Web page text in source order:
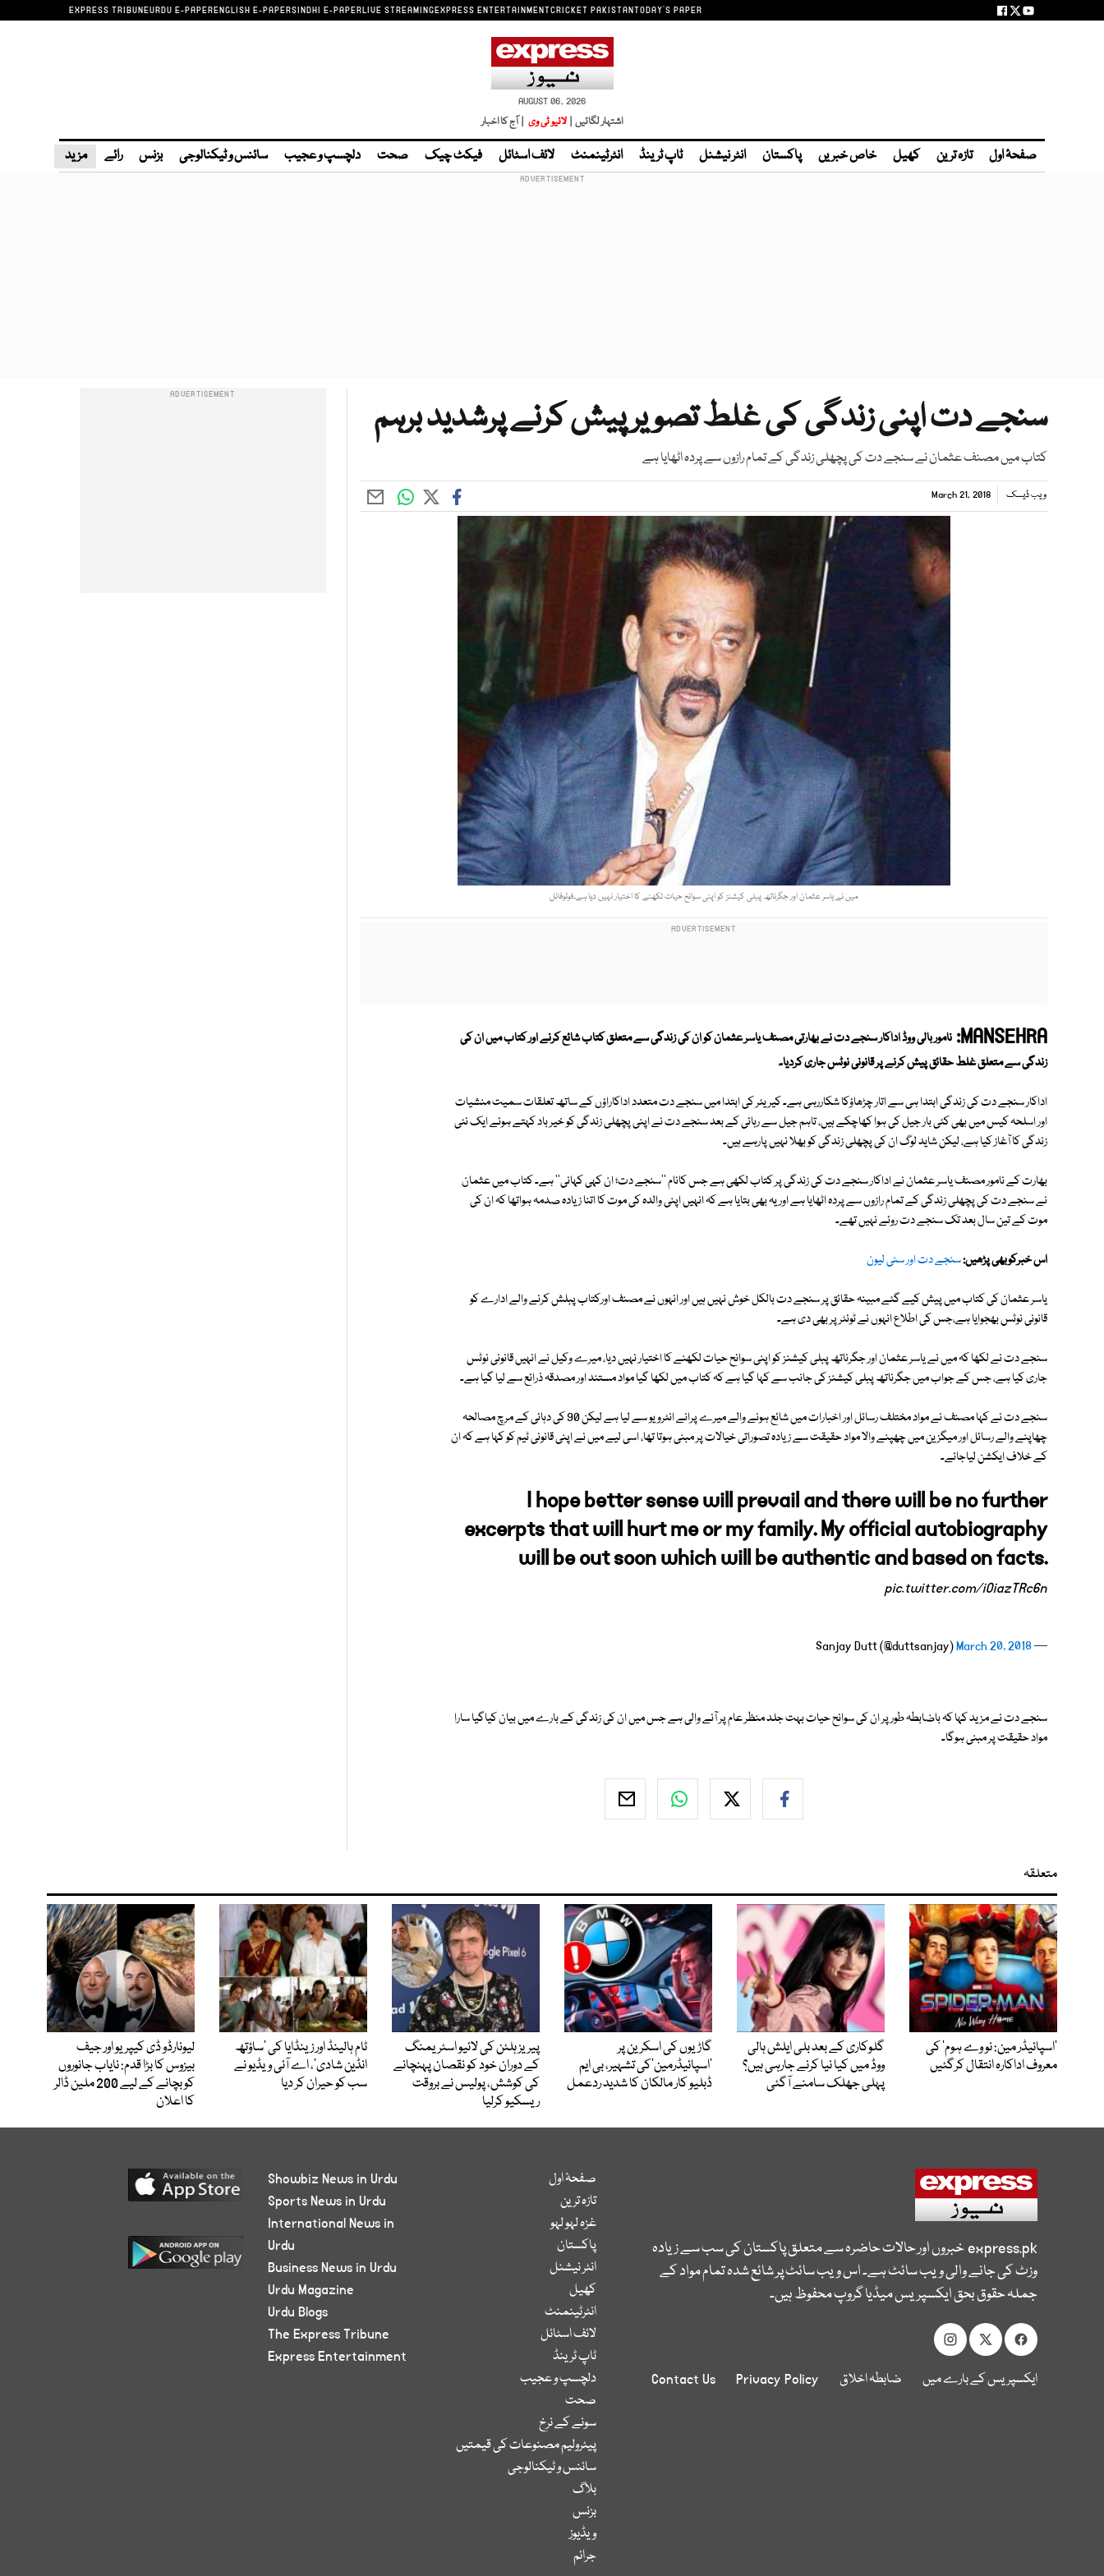
EXPRESS TRIBUNEURDU E-PAPERENGLISH E-PAPERSINDHI E-PAPERLIVE STREAMINGEXPRESS ENTERTAINMENTCRICKET PAKISTANTODAY'S PAPER
AUGUST 06, 2026
اشتہار لگائیں | لائیو ٹی وی | آج کا اخبار
صفحۂ اول تازہ ترین کھیل خاص خبریں پاکستان انٹر نیشنل ٹاپ ٹرینڈ انٹرٹینمنٹ لائف اسٹائل فیکٹ چیک صحت دلچسپ و عجیب سائنس و ٹیکنالوجی بزنس رائے مزید
سنجے دت اپنی زندگی کی غلط تصویر پیش کرنے پرشدید برہم
کتاب میں مصنف عثمان نے سنجے دت کی پچھلی زندگی کے تمام رازوں سے پردہ اٹھایا ہے
ویب ڈیسک March 21, 2018
میں نے یاسر عثمان اور جگرناتھ پبلی کیشنز کو اپنی سوانح حیات لکھنے کا اختیار نہیں دیا ہے۔فوٹوفائل
MANSEHRA: نامور بالی ووڈ اداکار سنجے دت نے بھارتی مصنف یاسر عثمان کو ان کی زندگی سے متعلق کتاب شائع کرنے اور کتاب میں ان کی
زندگی سے متعلق غلط حقائق پیش کرنے پر قانونی نوٹس جاری کردیا۔
اداکار سنجے دت کی زندگی ابتدا ہی سے اتار چڑھاؤکا شکاررہی ہے۔ کیریئر کی ابتدا میں سنجے دت متعدد اداکاراؤں کے ساتھ تعلقات سمیت منشیات
اور اسلحہ کیس میں بھی کئی بار جیل کی ہوا کھاچکے ہیں، تاہم جیل سے رہائی کے بعد سنجے دت نے اپنی پچھلی زندگی کو خیر باد کہتے ہوئے ایک نئی
زندگی کا آغاز کیا ہے، لیکن شاید لوگ ان کی پچھلی زندگی کو بھلا نہیں پارہے ہیں۔
بھارت کے نامور مصنف یاسر عثمان نے اداکار سنجے دت کی زندگی پر کتاب لکھی ہے جس کانام ''سنجے دت؛ ان کہی کہانی'' ہے۔ کتاب میں عثمان
نے سنجے دت کی پچھلی زندگی کے تمام رازوں سے پردہ اٹھایا ہے اور یہ بھی بتایا ہے کہ انہیں اپنی والدہ کی موت کا اتنا زیادہ صدمہ ہواتھا کہ ان کی
موت کے تین سال بعد تک سنجے دت روئے نہیں تھے۔
اس خبرکوبھی پڑھیں:سنجے دت اور سنی لیون
یاسر عثمان کی کتاب میں پیش کیے گئے مبینہ حقائق پر سنجے دت بالکل خوش نہیں ہیں اور انہوں نے مصنف اورکتاب پبلش کرنے والے ادارے کو
قانونی نوٹس بھجوایا ہے،جس کی اطلاع انہوں نے ٹوئٹر پر بھی دی ہے۔
سنجے دت نے لکھا کہ میں نے یاسر عثمان اور جگرناتھ پبلی کیشنز کو اپنی سوانح حیات لکھنے کا اختیار نہیں دیا، میرے وکیل نے انہیں قانونی نوٹس
جاری کیا ہے، جس کے جواب میں جگرناتھ پبلی کیشنز کی جانب سے کہا گیا ہے کہ کتاب میں لکھا گیا مواد مستند اور مصدقہ ذرائع سے لیا گیا ہے۔
سنجے دت نے کہا مصنف نے مواد مختلف رسائل اور اخبارات میں شائع ہونے والے میرے پرانے انٹرویو سے لیا ہے لیکن 90 کی دہائی کے مرچ مصالحہ
چھاپنے والے رسائل اور میگزین میں چھپنے والا مواد حقیقت سے زیادہ تصوراتی خیالات پر مبنی ہوتا تھا، اسی لیے میں نے اپنی قانونی ٹیم کو کہا ہے کہ ان
کے خلاف ایکشن لیاجائے۔
I hope better sense will prevail and there will be no further
excerpts that will hurt me or my family. My official autobiography
will be out soon which will be authentic and based on facts.
pic.twitter.com/iOiazTRc6n
— Sanjay Dutt (@duttsanjay)
March 20, 2018
سنجے دت نے مزید کہا کہ باضابطہ طور پر ان کی سوانح حیات بہت جلد منظر عام پر آنے والی ہے جس میں ان کی زندگی کے بارے میں بیان کیاگیا سارا
مواد حقیقت پر مبنی ہوگا۔
متعلقہ
’اسپائیڈر مین: نو وے ہوم‘ کی
معروف اداکارہ انتقال کرگئیں
گلوکاری کے بعد بلی ایلش ہالی
ووڈ میں کیا نیا کرنے جارہی ہیں؟
پہلی جھلک سامنے آگئی
گاڑیوں کی اسکرین پر
’اسپائیڈرمین‘کی تشہیر، بی ایم
ڈبلیو کار مالکان کا شدید ردعمل
پیریز ہلٹن کی لائیو اسٹریمنگ
کے دوران خود کو نقصان پہنچانے
کی کوشش، پولیس نے بروقت
ریسکیو کرلیا
ٹام ہالینڈ اور زینڈایا کی ’ساؤتھ
انڈین شادی‘، اے آئی ویڈیو نے
سب کو حیران کر دیا
لیونارڈو ڈی کیپریو اور جیف
بیزوس کا بڑا قدم: نایاب جانوروں
کو بچانے کے لیے 200 ملین ڈالر
کا اعلان
express.pkخبروں اور حالات حاضرہ سے متعلق پاکستان کی سب سے زیادہ
وزٹ کی جانے والی ویب سائٹ ہے۔ اس ویب سائٹ پر شائع شدہ تمام مواد کے
جملہ حقوق بحق ایکسپریس میڈیا گروپ محفوظ ہیں۔
ایکسپریس کے بارے میں ضابطہ اخلاق Privacy Policy
Contact Us
صفحۂ اول
تازہ ترین
غزہ لہو لہو
پاکستان
انٹر نیشنل
کھیل
انٹرٹینمنٹ
لائف اسٹائل
ٹاپ ٹرینڈ
دلچسپ و عجیب
صحت
سونے کے نرخ
پیٹرولیم مصنوعات کی قیمتیں
سائنس و ٹیکنالوجی
بلاگ
بزنس
ویڈیوز
جرائم
Showbiz News in Urdu
Sports News in Urdu
International News in
Urdu
Business News in Urdu
Urdu Magazine
Urdu Blogs
The Express Tribune
Express Entertainment